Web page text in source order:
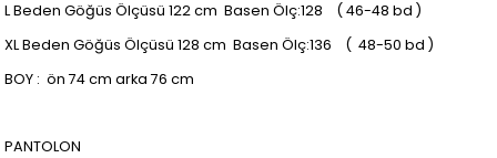
L Beden Göğüs Ölçüsü 122 cm Basen Ölç:128 ( 46-48 bd )
XL Beden Göğüs Ölçüsü 128 cm Basen Ölç:136 ( 48-50 bd )
BOY : ön 74 cm arka 76 cm
PANTOLON